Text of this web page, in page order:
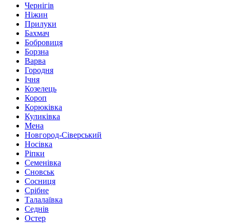
Чернігів
Ніжин
Прилуки
Бахмач
Бобровиця
Борзна
Варва
Городня
Ічня
Козелець
Короп
Корюківка
Куликівка
Мена
Новгород-Сіверський
Носівка
Ріпки
Семенівка
Сновськ
Сосниця
Срібне
Талалаївка
Седнів
Остер